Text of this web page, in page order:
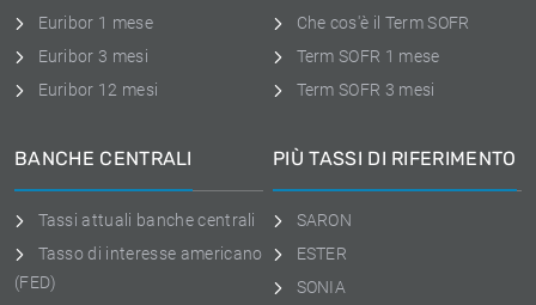
Euribor 1 mese
Euribor 3 mesi
Euribor 12 mesi
Che cos'è il Term SOFR
Term SOFR 1 mese
Term SOFR 3 mesi
BANCHE CENTRALI
Tassi attuali banche centrali
Tasso di interesse americano
(FED)
PIÙ TASSI DI RIFERIMENTO
SARON
ESTER
SONIA